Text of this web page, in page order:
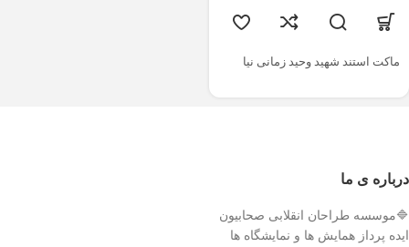
ماکت استند شهید وحید زمانی نیا
درباره ی ما
🔷موسسه طراحان انقلابی صحابیون
ایده پرداز همایش ها و نمایشگاه ها